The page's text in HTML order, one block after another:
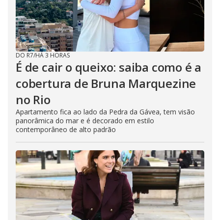
o
DO R7/HÁ 3 HORAS
É de cair o queixo: saiba como é a
cobertura de Bruna Marquezine
no Rio
Apartamento fica ao lado da Pedra da Gávea, tem visão
panorâmica do mar e é decorado em estilo
contemporâneo de alto padrão